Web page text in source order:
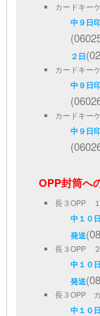
カードキー
中９日
２日
カードキー
中９日
カードキー
中９日
OPP封筒へ
長３OPP
中１０
発送
長３OPP
中１０
発送
長３OPP
中１０